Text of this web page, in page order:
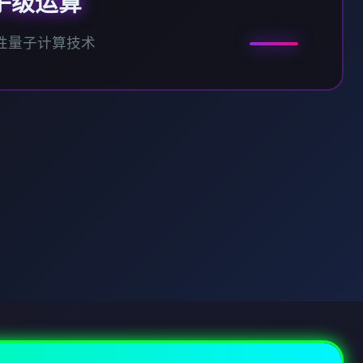
量子计算技术